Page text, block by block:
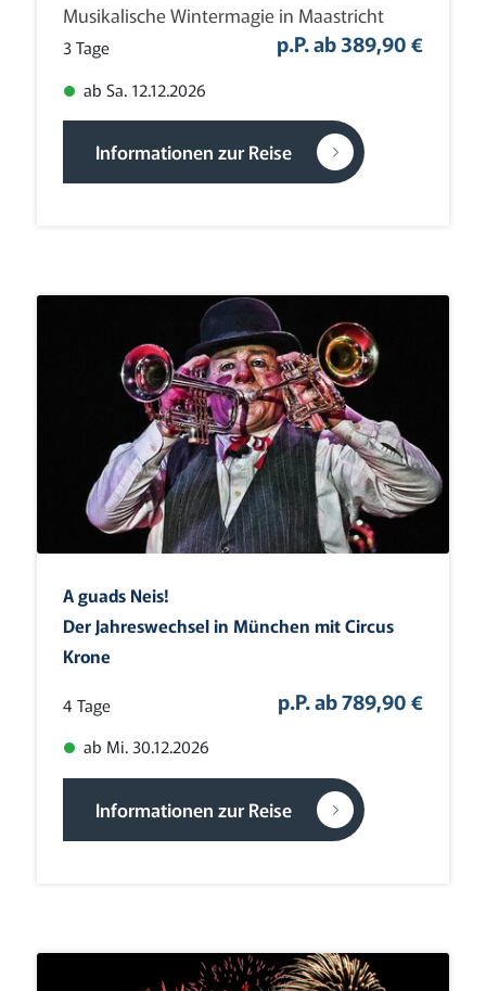
Musikalische Wintermagie in Maastricht
3 Tage
ab Sa. 12.12.2026
p.P. ab 389,90 €
Informationen zur Reise
A guads Neis!
Der Jahreswechsel in München mit Circus
Krone
4 Tage
ab Mi. 30.12.2026
p.P. ab 789,90 €
Informationen zur Reise